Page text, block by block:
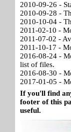
2010-09-26 -
2010-09-28 -
2010-10-04 -
2011-02-10 -
2011-07-02 -
2011-10-17 -
2016-08-24 -
list of files.
2016-08-30 -
2017-01-05 -
If you'll find
footer of this
useful.